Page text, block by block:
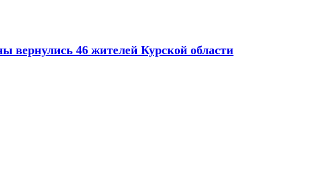
вернулись 46 жителей Курской области